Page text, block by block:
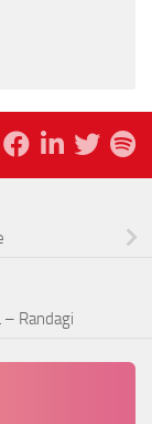
– Randagi